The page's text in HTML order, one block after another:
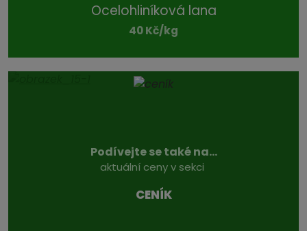
Ocelohliníková lana
40 Kč/kg
Podívejte se také na...
aktuální ceny v sekci
CENÍK